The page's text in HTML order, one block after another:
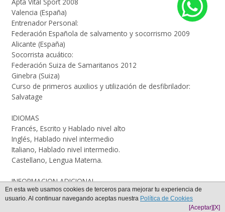
Valencia (España)
Entrenador Personal:
Federación Española de salvamento y socorrismo 2009
Alicante (España)
Socorrista acuático:
Federación Suiza de Samaritanos 2012
Ginebra (Suiza)
Curso de primeros auxilios y utilización de desfibrilador:
Salvatage
IDIOMAS
Francés, Escrito y Hablado nivel alto
Inglés, Hablado nivel intermedio
Italiano, Hablado nivel intermedio.
Castellano, Lengua Materna.
INFORMACION ADICIONAL
Disponibilidad inmediata, cualquier tipo de jornada.
Carnet B, Vehículo Propio, Disponibilidad para viajar.
En esta web usamos cookies de terceros para mejorar tu experiencia de
usuario. Al continuar navegando aceptas nuestra Política de Cookies
[X]
[Aceptar]